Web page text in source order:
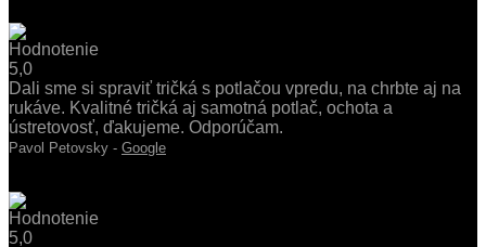
Dali sme si spraviť tričká s potlačou vpredu, na chrbte aj na
rukáve. Kvalitné tričká aj samotná potlač, ochota a
ústretovosť, ďakujeme. Odporúčam.
Pavol Petovsky - Google